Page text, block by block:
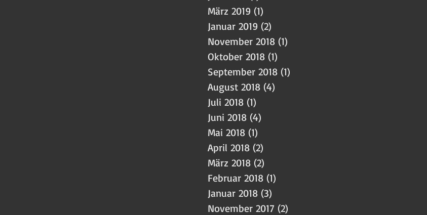
März 2019 (1)
Januar 2019 (2)
November 2018 (1)
Oktober 2018 (1)
September 2018 (1)
August 2018 (4)
Juli 2018 (1)
Juni 2018 (4)
Mai 2018 (1)
April 2018 (2)
März 2018 (2)
Februar 2018 (1)
Januar 2018 (3)
November 2017 (2)